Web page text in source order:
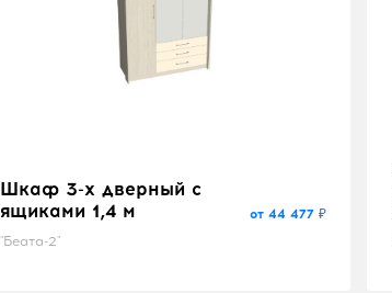
Шкаф 3-х дверный с
ящиками 1,4 м
"Беата-2"
от 44 477 ₽